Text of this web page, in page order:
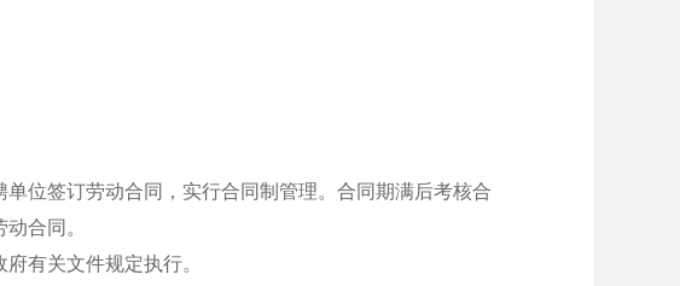
位签订劳动合同，实行合同制管理。合同期满后考核合
合同。
有关文件规定执行。